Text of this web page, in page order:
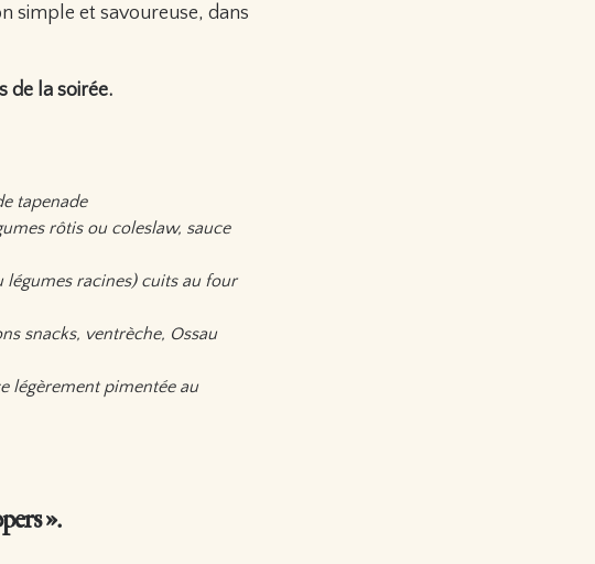
simple et savoureuse, dans
de la soirée.
tapenade
rôtis ou coleslaw, sauce
racines) cuits au four
snacks, ventrèche, Ossau
légèrement pimentée au
».